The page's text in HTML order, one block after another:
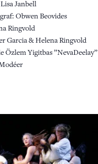
Janbell
Obwen Beovides
Ringvold
Garcia & Helena Ringvold
Özlem Yigitbas ”NevaDeelay”